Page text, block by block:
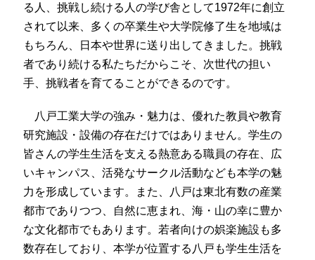
る人、挑戦し続ける人の学び舎として1972年に創立
されて以来、多くの卒業生や大学院修了生を地域は
もちろん、日本や世界に送り出してきました。挑戦
者であり続ける私たちだからこそ、次世代の担い
手、挑戦者を育てることができるのです。
八戸工業大学の強み・魅力は、優れた教員や教育
研究施設・設備の存在だけではありません。学生の
皆さんの学生生活を支える熱意ある職員の存在、広
いキャンパス、活発なサークル活動なども本学の魅
力を形成しています。また、八戸は東北有数の産業
都市でありつつ、自然に恵まれ、海・山の幸に豊か
な文化都市でもあります。若者向けの娯楽施設も多
数存在しており、本学が位置する八戸も学生生活を